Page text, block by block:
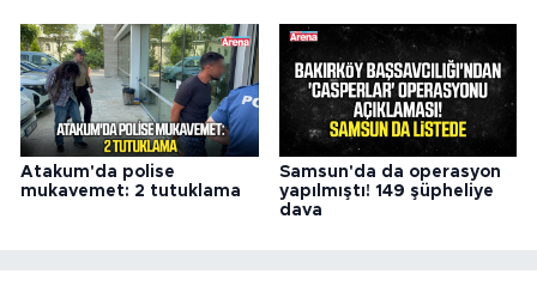
Atakum'da polise
mukavemet: 2 tutuklama
Samsun'da da operasyon
yapılmıştı! 149 şüpheliye
dava